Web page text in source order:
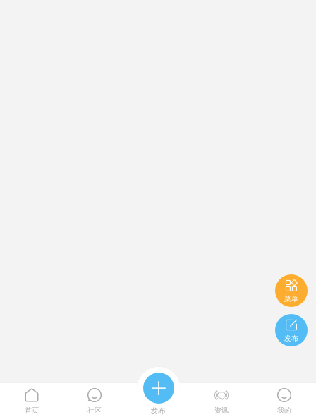

菜单

发布

首页

社区

发布

资讯

我的